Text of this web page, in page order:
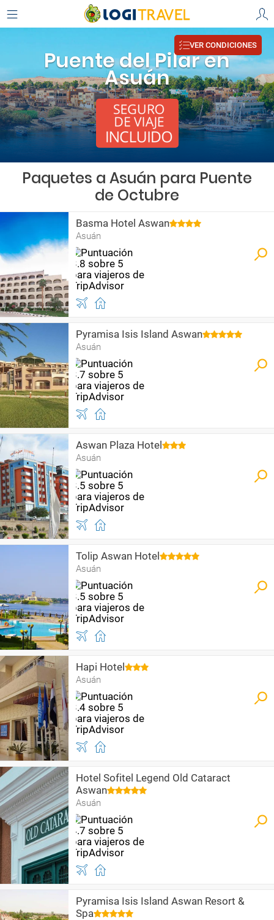
Puente del Pilar en
Asuán
VER CONDICIONES
Paquetes a Asuán para Puente
de Octubre
Basma Hotel Aswan
Asuán
Pyramisa Isis Island Aswan
Asuán
Aswan Plaza Hotel
Asuán
Tolip Aswan Hotel
Asuán
Hapi Hotel
Asuán
Hotel Sofitel Legend Old Cataract
Aswan
Asuán
Pyramisa Isis Island Aswan Resort &
Spa